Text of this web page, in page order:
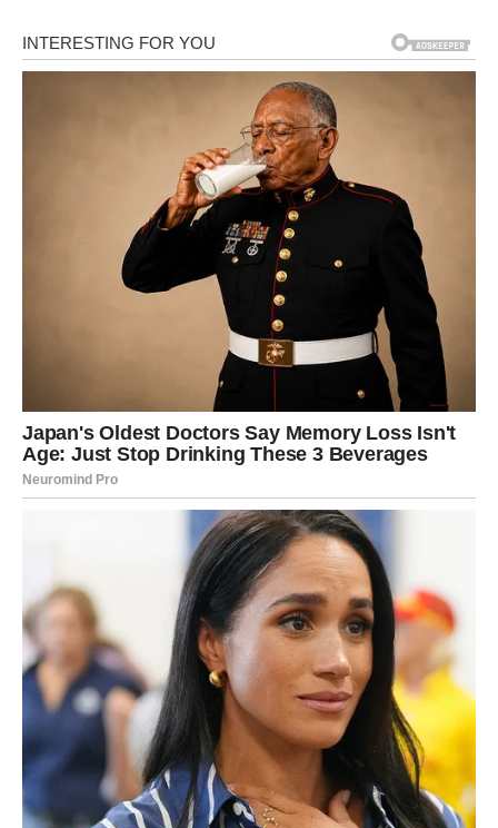
zadovoljava sve nutritivne potrebe.
Osim fizičke aktivnosti i zdrave ishrane, Melania također
mentalnom zdravlju
izjavama, naglašava da je važno odvojiti vrijeme za sebe i
opustiti se. Ove vrijednosti su joj usađene tokom
odrastanja, a lekcije o važnosti pauze i opuštanja
nastavlja praktikovati i u svom životu danas. Čak i tokom
najprometnijih dana, ona se trudi pronaći trenutke
samoće kako bi napunila svoje baterije i održala
ravnotežu. Kroz meditaciju ili jednostavne tehnike
disanja, Melania se može osloboditi stresa i napetosti
koje dolaze s njenim javnim životom. Na taj način, ona
pokazuje da je mentalno zdravlje jednako važno kao i
fizičko, a njen primjer može poslužiti mnogima kao
inspiracija za pronalaženje ravnoteže u vlastitim životima.
Uloga majke također igra značajnu ulogu u njenom životu.
Melania se ponosno osvrće na trenutke provedene sa
svojim sinom Baronom, kojeg smatra svojim najvećim
blagoslovom. Njihovo zajedničko vrijeme često je
ispunjeno aktivnostima koje doprinose Barunovom
razvoju, ali i Melanijinom opuštanju. Melania često
organizira kreativne projekte, poput slikanja ili pravljenja
kolača, koji im omogućavaju kvalitetno provođenje
vremena zajedno. Njena posvećenost porodici i briga za
mentalno zdravlje očigledno su odraz njenog
cjelokupnog pristupa životu. Osim toga, Melania se trudi